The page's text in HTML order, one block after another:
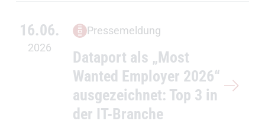
Dataport als „Most
Wanted Employer 2026“
ausgezeichnet: Top 3 in
der IT-Branche
Pressemeldung
16.06.
2026